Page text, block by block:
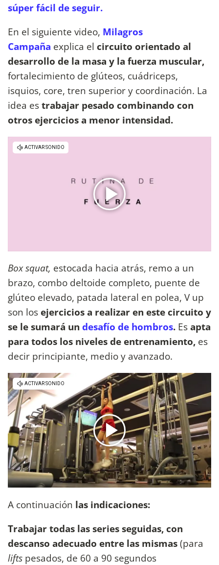
súper fácil de seguir.
En el siguiente video, Milagros
Campaña explica el circuito orientado al
desarrollo de la masa y la fuerza muscular,
fortalecimiento de glúteos, cuádriceps,
isquios, core, tren superior y coordinación. La
idea estrabajar pesado combinando con
otros ejercicios a menor intensidad.
Box squat, estocada hacia atrás, remo a un
brazo, combo deltoide completo, puente de
glúteo elevado, patada lateral en polea, V up
son los ejercicios a realizar en este circuito y
se le sumará un desafío de hombros. Esapta
para todos los niveles de entrenamiento, es
decir principiante, medio y avanzado.
A continuación las indicaciones:
Trabajar todas las series seguidas, con
descanso adecuado entre las mismas(para
lifts pesados, de 60 a 90 segundos